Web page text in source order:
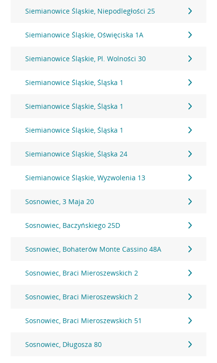
Siemianowice Śląskie, Niepodległości 25
Siemianowice Śląskie, Oświęciska 1A
Siemianowice Śląskie, Pl. Wolności 30
Siemianowice Śląskie, Śląska 1
Siemianowice Śląskie, Śląska 1
Siemianowice Śląskie, Śląska 1
Siemianowice Śląskie, Śląska 24
Siemianowice Śląskie, Wyzwolenia 13
Sosnowiec, 3 Maja 20
Sosnowiec, Baczyńskiego 25D
Sosnowiec, Bohaterów Monte Cassino 48A
Sosnowiec, Braci Mieroszewskich 2
Sosnowiec, Braci Mieroszewskich 2
Sosnowiec, Braci Mieroszewskich 51
Sosnowiec, Długosza 80